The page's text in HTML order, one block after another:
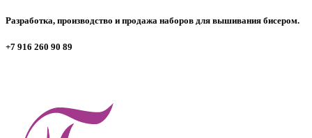
Разработка, производство и продажа наборов для вышивания бисером.
+7 916 260 90 89